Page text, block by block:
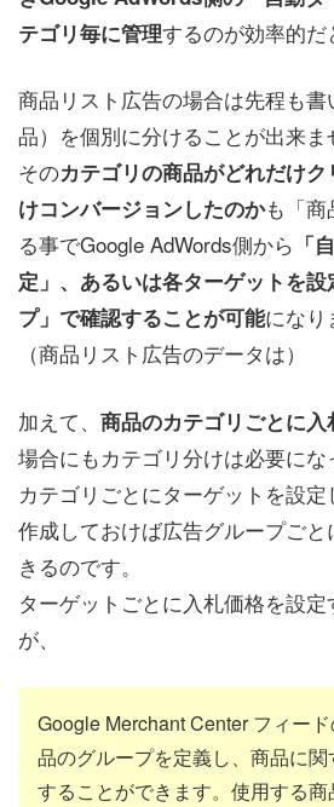
テゴリ毎に管理するのが効率的だ
商品リスト広告の場合は先程も
品）を個別に分けることが出来ま
そのカテゴリの商品がどれだけ
けコンバージョンしたのかも「商
る事でGoogle AdWords側から 「
定」、あるいは各ターゲットを
プ」で確認することが可能になり
（商品リスト広告のデータは）
加えて、 商品のカテゴリごとに入
場合にもカテゴリ分けは必要にな
カテゴリごとにターゲットを設
作成しておけば広告グループご
きるのです。
ターゲットごとに入札価格を設
が、
Google Merchant Center フィー
品のグループを定義し、商品に
することができます。使用する